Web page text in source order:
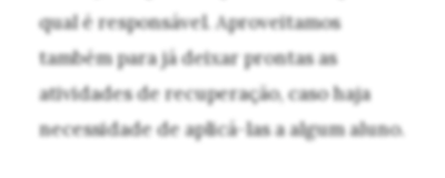
qual é responsável. Aproveitamos
também para já deixar prontas as
atividades de recuperação, caso haja
necessidade de aplicá-las a algum aluno.